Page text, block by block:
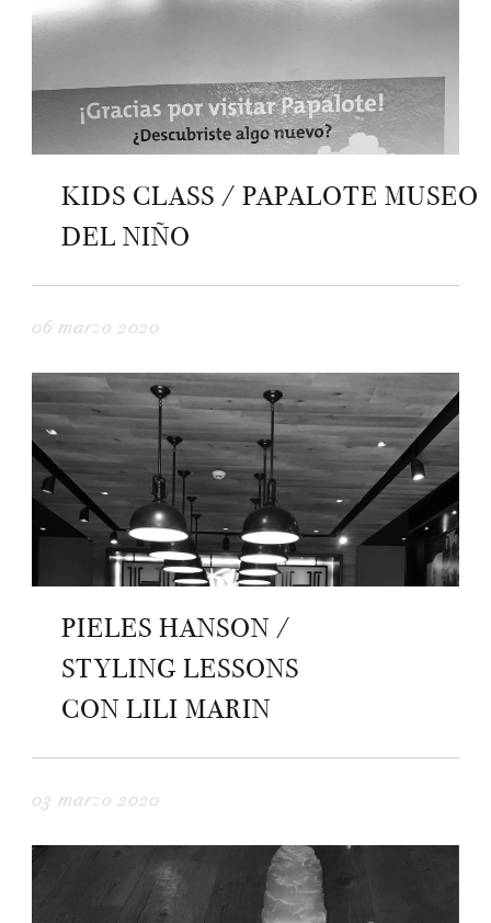
KIDS CLASS / PAPALOTE MUSEO
DEL NIÑO
06 marzo 2020
PIELES HANSON /
STYLING LESSONS
CON LILI MARIN
03 marzo 2020